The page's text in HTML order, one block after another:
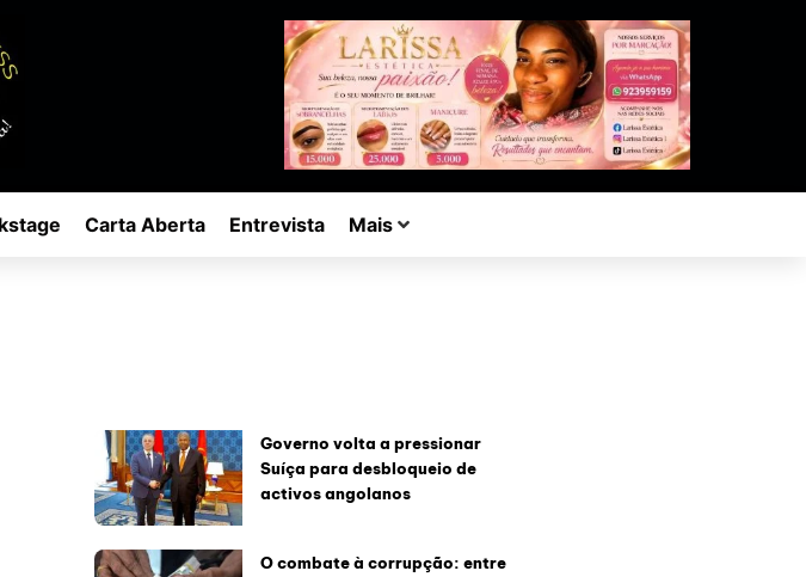
Carta Aberta Entrevista Mais
Governo volta a pressionar
Suíça para desbloqueio de
activos angolanos
O combate à corrupção: entre